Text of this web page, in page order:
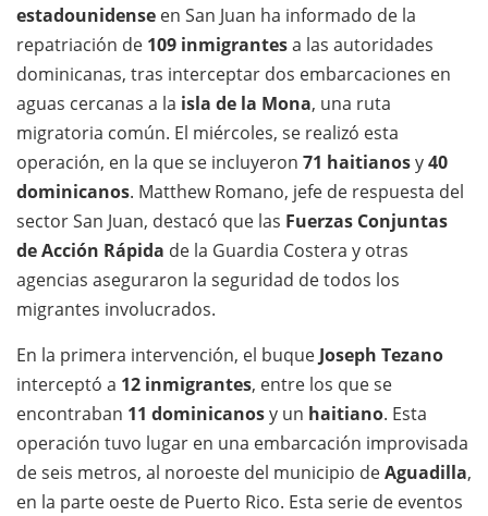
estadounidense en San Juan ha informado de la
repatriación de 109 inmigrantesa las autoridades
dominicanas, tras interceptar dos embarcaciones en
aguas cercanas a la isla de la Mona, una ruta
migratoria común. El miércoles, se realizó esta
operación, en la que se incluyeron 71 haitianosy40
dominicanos. Matthew Romano, jefe de respuesta del
sector San Juan, destacó que las Fuerzas Conjuntas
de Acción Rápida de la Guardia Costera y otras
agencias aseguraron la seguridad de todos los
migrantes involucrados.
En la primera intervención, el buqueJoseph Tezano
interceptó a 12 inmigrantes, entre los que se
encontraban 11 dominicanosy un haitiano. Esta
operación tuvo lugar en una embarcación improvisada
de seis metros, al noroeste del municipio deAguadilla,
en la parte oeste de Puerto Rico. Esta serie de eventos